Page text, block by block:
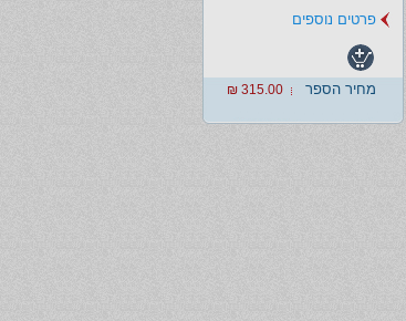
מחיר הספר 315.00 ₪
פרטים נוספים